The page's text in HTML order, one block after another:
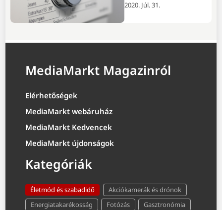
2020. Júl. 31.
MediaMarkt Magazinról
Elérhetőségek
MediaMarkt webáruház
MediaMarkt Kedvencek
MediaMarkt újdonságok
Kategóriák
Életmód és szabadidő
Akciókamerák és drónok
Energiatakarékosság
Fotózás
Gasztronómia